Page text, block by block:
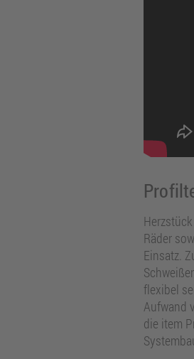
Räder
Einsatz.
flexibel
Aufwand
die item